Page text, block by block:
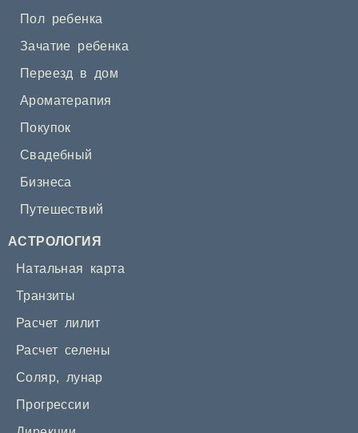
Пол ребенка
Зачатие ребенка
Переезд в дом
Ароматерапия
Покупок
Свадебный
Бизнеса
Путешествий
АСТРОЛОГИЯ
Натальная карта
Транзиты
Расчет лилит
Расчет селены
Соляр, лунар
Прогрессии